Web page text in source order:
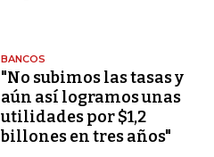
BANCOS
"No subimos las tasas y
aún así logramos unas
utilidades por $1,2
billones en tres años"